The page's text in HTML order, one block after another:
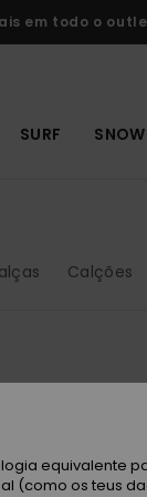
em todo o
SURF SNOW
Calções
equivalente
(como os teus